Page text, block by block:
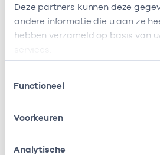
Deze partners kunnen deze
andere informatie die u aan ze
hebben verzameld op basis van
Functioneel
Voorkeuren
Analytische
Naam Rol
Gezondheidscentra